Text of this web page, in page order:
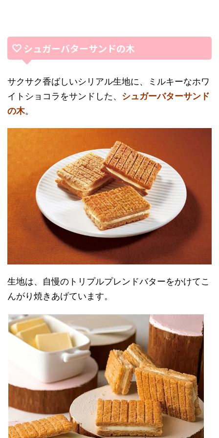
シュガーバターサンドの木
サクサク香ばしいシリアル生地に、ミルキーなホワ
イトショコラをサンドした、 シュガーバターサンド
の木。
生地は、自慢のトリプルプレンドバターをかけてこ
んがり焼きあげています。